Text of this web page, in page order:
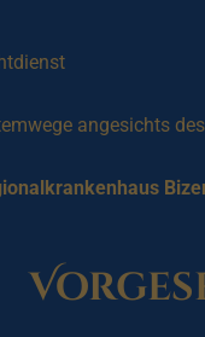
angesichts